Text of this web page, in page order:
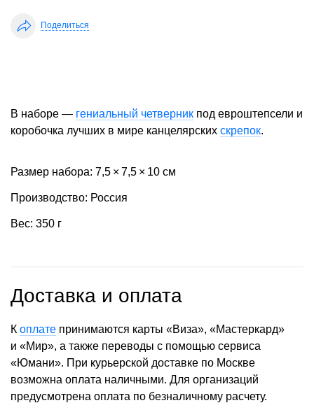
Поделиться
В наборе — гениальный четверник под евроштепсели и
коробочка лучших в мире канцелярских скрепок.
Размер набора: 7,5 × 7,5 × 10 см
Производство: Россия
Вес: 350 г
Доставка и оплата
К оплате принимаются карты «Виза», «Мастеркард»
и «Мир», а также переводы с помощью сервиса
«Юмани». При курьерской доставке по Москве
возможна оплата наличными. Для организаций
предусмотрена оплата по безналичному расчету.